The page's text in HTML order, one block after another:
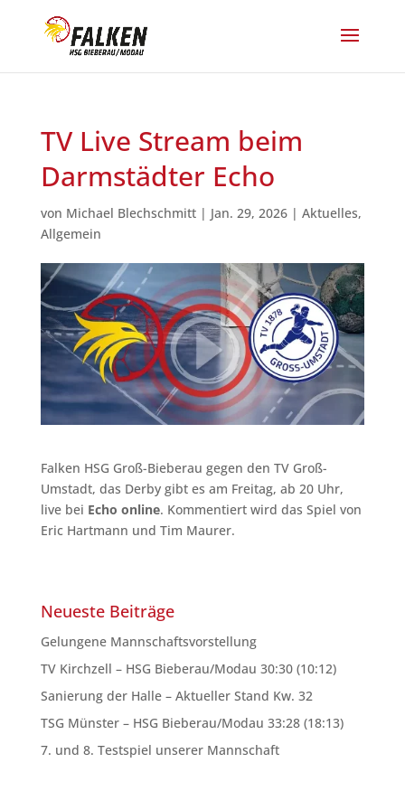
TV Live Stream beim
Darmstädter Echo
von Michael Blechschmitt| Jan. 29, 2026| Aktuelles,
Allgemein
Falken HSG Groß-Bieberau gegen den TV Groß-
Umstadt, das Derby gibt es am Freitag, ab 20 Uhr,
live bei Echo online. Kommentiert wird das Spiel von
Eric Hartmann und Tim Maurer.
Neueste Beiträge
Gelungene Mannschaftsvorstellung
TV Kirchzell – HSG Bieberau/Modau 30:30 (10:12)
Sanierung der Halle – Aktueller Stand Kw. 32
TSG Münster – HSG Bieberau/Modau 33:28 (18:13)
7. und 8. Testspiel unserer Mannschaft